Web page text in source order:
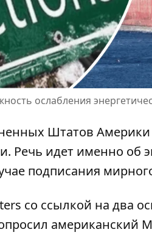
ослабления
Штатов Америки
Речь идет именно об
подписания
со ссылкой на два
американский